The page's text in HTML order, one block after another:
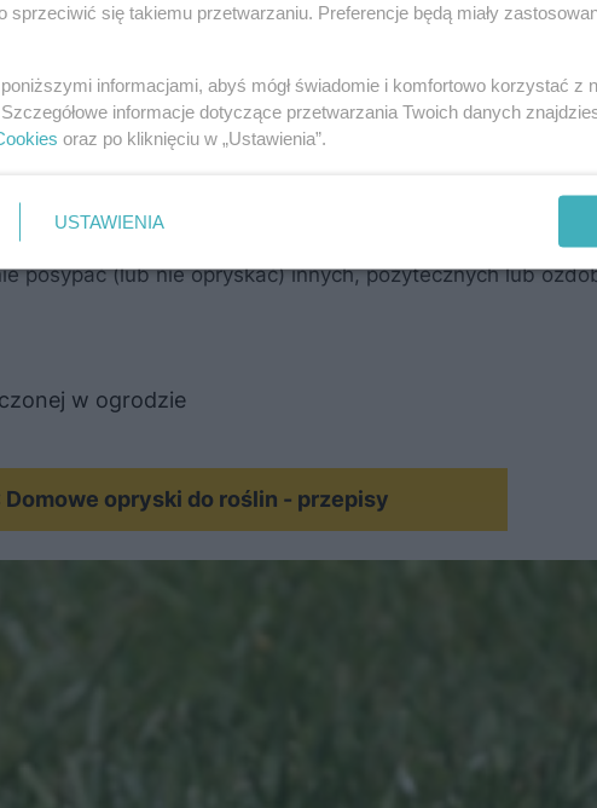
chwasty solą lub sodą i poczekać kilka dni.
szybszy i chwasty zaschną.
lub sody i opryskiwać nim chwasty – przyniesie to
posypać (lub nie opryskać) innych, pożytecznych lub
w ogrodzie
opryski do roślin - przepisy
sprzeciwić się takiemu przetwarzaniu. Preferencje będą miały
informacjami, abyś mógł świadomie i komfortowo korzystać z
informacje dotyczące przetwarzania Twoich danych
oraz po kliknięciu w „Ustawienia”.
USTAWIENIA